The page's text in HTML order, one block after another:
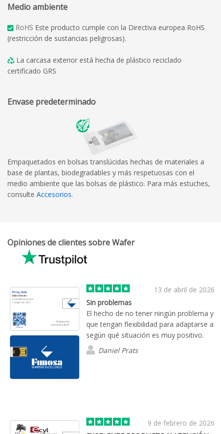
Medio ambiente
RoHS Este producto cumple con la Directiva europea RoHS
(restricción de sustancias peligrosas).
La carcasa exterior está hecha de plástico reciclado
certificado GRS
Envase predeterminado
Empaquetados en bolsas translúcidas hechas de materiales a
base de plantas, biodegradables y más respetuosas con el
medio ambiente que las bolsas de plástico. Para más estuches,
consulte Accesorios.
Opiniones de clientes sobre Wafer
13 de abril de 2026
Sin problemas
El hecho de no tener ningún problema y
que tengan flexibilidad para adaptarse a
según qué situación es muy positivo.
Daniel Prats
9 de febrero de 2026